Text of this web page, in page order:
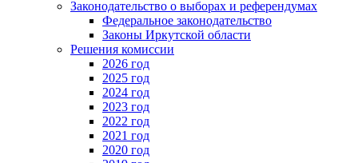
Законодательство о выборах и референдумах
Федеральное законодательство
Законы Иркутской области
Решения комиссии
2026 год
2025 год
2024 год
2023 год
2022 год
2021 год
2020 год